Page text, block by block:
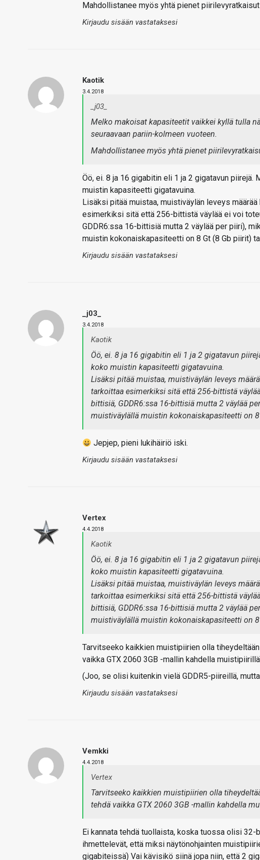
Mahdollistanee myös yhtä pienet
Kirjaudu sisään vastataksesi
Kaotik
3.4.2018
_j03_
Melko makoisat kapasiteetit vaikkei kyllä tulla
seuraavaan pariin-kolmeen vuoteen.
Mahdollistanee myös yhtä pienet
Öö, ei. 8 ja 16 gigabitin eli 1 ja 2 gigatavun
muistin kapasiteetti gigatavuina.
Lisäksi pitää muistaa, muistiväylän leveys
esimerkiksi sitä että 256-bittistä väylää ei voi
GDDR6:ssa 16-bittisiä mutta 2 väylää per piiri),
muistin kokonaiskapasiteetti on 8 Gt (8 Gb piirit)
Kirjaudu sisään vastataksesi
_j03_
3.4.2018
Kaotik
Öö, ei. 8 ja 16 gigabitin eli 1 ja 2 gigatavun
koko muistin kapasiteetti gigatavuina.
Lisäksi pitää muistaa, muistiväylän leveys
tarkoittaa esimerkiksi sitä että 256-bittistä
bittisiä, GDDR6:ssa 16-bittisiä mutta 2 väylää
muistiväylällä muistin kokonaiskapasiteetti on
Jepjep, pieni lukihäiriö iski.
Kirjaudu sisään vastataksesi
Vertex
4.4.2018
Kaotik
Öö, ei. 8 ja 16 gigabitin eli 1 ja 2 gigatavun
koko muistin kapasiteetti gigatavuina.
Lisäksi pitää muistaa, muistiväylän leveys
tarkoittaa esimerkiksi sitä että 256-bittistä
bittisiä, GDDR6:ssa 16-bittisiä mutta 2 väylää
muistiväylällä muistin kokonaiskapasiteetti on
Tarvitseeko kaikkien muistipiirien olla
vaikka GTX 2060 3GB -mallin kahdella
(Joo, se olisi kuitenkin vielä GDDR5-piireillä,
Kirjaudu sisään vastataksesi
Vemkki
4.4.2018
Vertex
Tarvitseeko kaikkien muistipiirien olla
tehdä vaikka GTX 2060 3GB -mallin kahdella
Ei kannata tehdä tuollaista, koska tuossa olisi 32-
ihmettelevät, että miksi näytönohjainten
gigabiteissä) Vai kävisikö siinä jopa niin, että 2